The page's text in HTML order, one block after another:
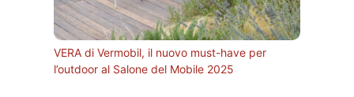
VERA di Vermobil, il nuovo must-have per
l’outdoor al Salone del Mobile 2025